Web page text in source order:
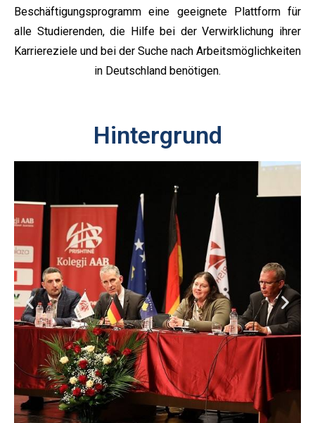
Beschäftigungsprogramm eine geeignete Plattform für
alle Studierenden, die Hilfe bei der Verwirklichung ihrer
Karriereziele und bei der Suche nach Arbeitsmöglichkeiten
in Deutschland benötigen.
Hintergrund